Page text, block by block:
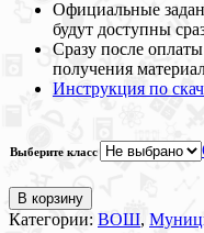
Официальные
будут доступны
Сразу после
получения
Инструкция по
Выберите класс
В корзину
Категории: ВОШ,